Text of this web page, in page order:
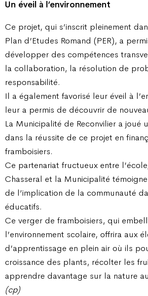
Un éveil à l’environnement
Ce projet, qui s’inscrit pleinement
Plan d’Etudes Romand (PER), a
développer des compétences
la collaboration, la résolution de
responsabilité.
Il a également favorisé leur éveil à
leur a permis de découvrir de
La Municipalité de Reconvilier a joué
dans la réussite de ce projet en
framboisiers.
Ce partenariat fructueux entre
Chasseral et la Municipalité
de l’implication de la communauté
éducatifs.
Ce verger de framboisiers, qui
l’environnement scolaire, offrira aux
d’apprentissage en plein air où ils
croissance des plants, récolter les
apprendre davantage sur la nature
(cp)